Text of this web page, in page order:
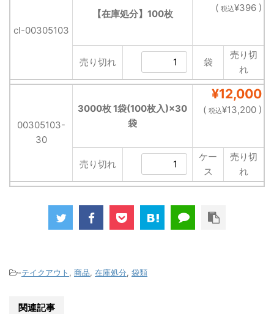
cl-00305103
【在庫処分】100枚
( 税込¥396 )
売り切れ 袋
売り切
れ
00305103-
30
3000枚 1袋(100枚入)×30
袋
¥12,000
( 税込¥13,200 )
売り切れ
ケー
ス
売り切
れ
-テイクアウト , 商品, 在庫処分, 袋類
関連記事